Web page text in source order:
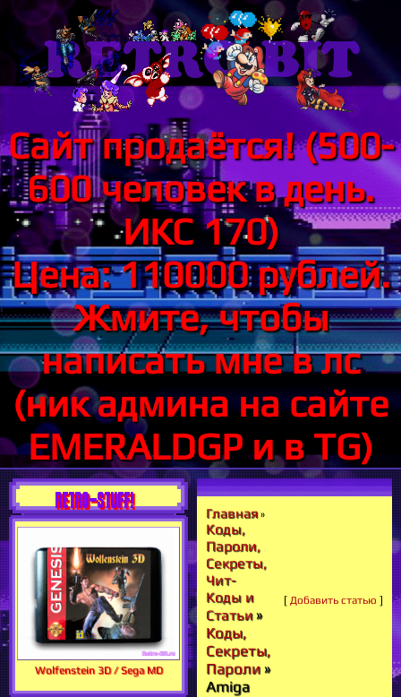
Сайт продаётся! (500-
600 человек в день.
ИКС 170)
Цена: 110000 рублей.
Жмите, чтобы
написать мне в лс
(ник админа на сайте
EMERALDGP и в TG)
RETRO-STUFF!
Wolfenstein 3D / Sega MD
Главная»
Коды,
Пароли,
Секреты,
Чит-
Коды и
Статьи»
Коды,
Секреты,
Пароли »
Amiga
[ Добавить статью ]